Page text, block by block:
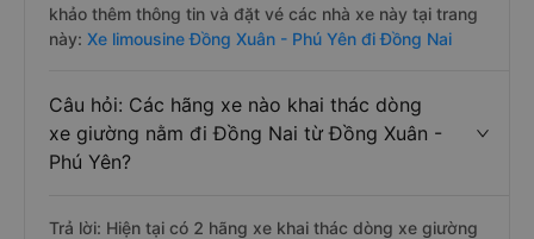
khảo thêm thông tin và đặt vé các nhà xe này tại trang
này: Xe limousine Đồng Xuân - Phú Yên đi Đồng Nai
Câu hỏi: Các hãng xe nào khai thác dòng
xe giường nằm đi Đồng Nai từ Đồng Xuân -
Phú Yên?
Trả lời: Hiện tại có 2 hãng xe khai thác dòng xe giường